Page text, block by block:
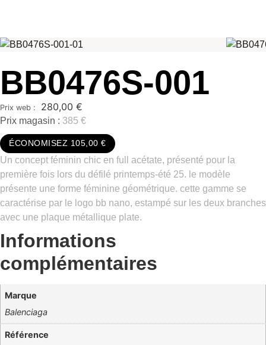
BB0476S-001
280,00 €
Prix magasin : 385 €
ÉCONOMISEZ 105,00 €
Un concept féminin chic en full acétate, présenté pour la
première fois lors du défilé printemps-été 25. le modèle
présente une forme féminine géométrique. cette gamme se
caractérise par le logo bb nano, estampé sur les deux branches
avec une plaque métallique plate.
Informations
complémentaires
Référence
Marque
Balenciaga